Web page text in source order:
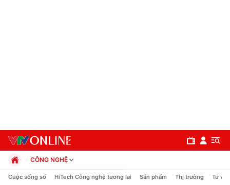
CÔNG NGHỆ
Chính trị
Cuộc sống số HiTech Công nghệ tương lai Sản phẩm Thị trường Tư vấn